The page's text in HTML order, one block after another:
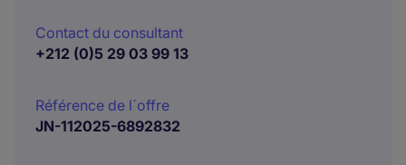
Contact du consultant
+212 (0)5 29 03 99 13
Référence de l´offre
JN-112025-6892832